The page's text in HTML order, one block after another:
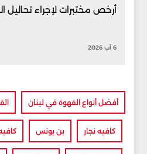
أرخص مختبرات لإجراء تحاليل
6 آب 2026
أفضل أنواع القهوة في لبنان
كافيه نجار بن يونس